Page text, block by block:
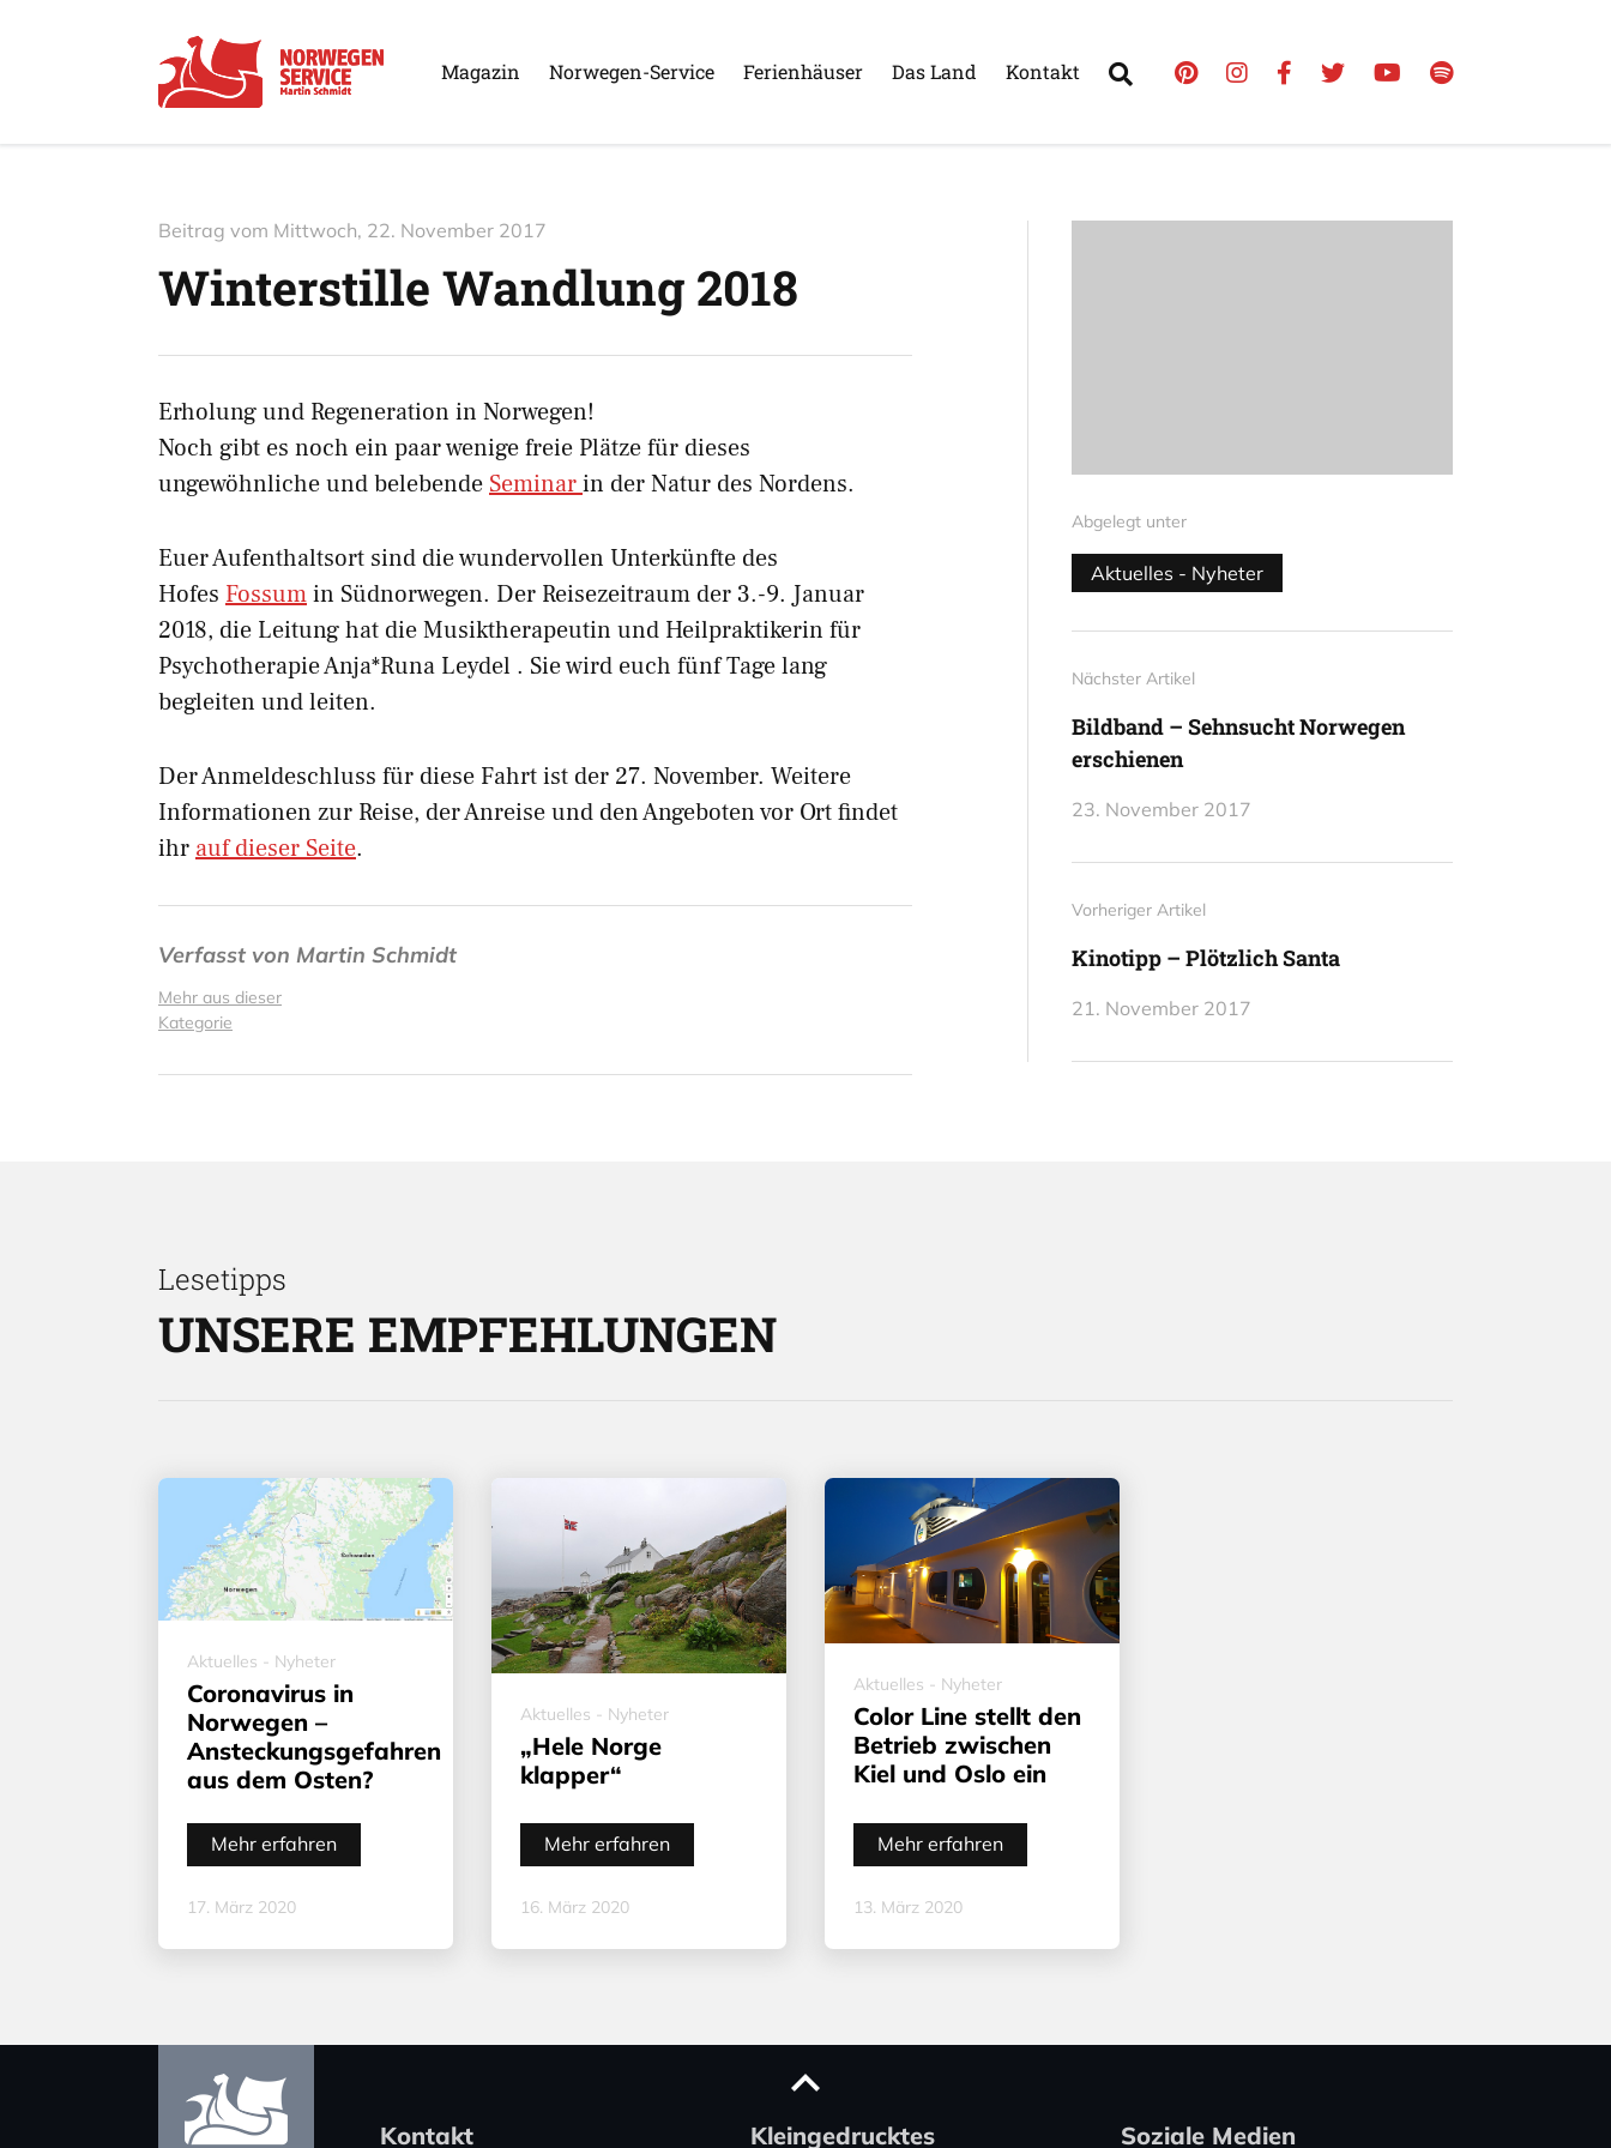
Magazin Norwegen-Service Ferienhäuser Das Land Kontakt
Beitrag vom Mittwoch, 22. November 2017
Winterstille Wandlung 2018
Erholung und Regeneration in Norwegen!
Noch gibt es noch ein paar wenige freie Plätze für dieses
ungewöhnliche und belebende Seminarin der Natur des Nordens.
Euer Aufenthaltsort sind die wundervollen Unterkünfte des
Hofes Fossumin Südnorwegen. Der Reisezeitraum der 3.-9. Januar
2018, die Leitung hat die Musiktherapeutin und Heilpraktikerin für
Psychotherapie Anja*Runa Leydel . Sie wird euch fünf Tage lang
begleiten und leiten.
Der Anmeldeschluss für diese Fahrt ist der 27. November. Weitere
Informationen zur Reise, der Anreise und den Angeboten vor Ort findet
ihr auf dieser Seite.
Verfasst von Martin Schmidt
Mehr aus dieser
Kategorie
Abgelegt unter
Aktuelles - Nyheter
Nächster Artikel
Bildband – Sehnsucht Norwegen
erschienen
23. November 2017
Vorheriger Artikel
Kinotipp – Plötzlich Santa
21. November 2017
Lesetipps
UNSERE EMPFEHLUNGEN
Aktuelles - Nyheter
Coronavirus in
Norwegen –
Ansteckungsgefahren
aus dem Osten?
Mehr erfahren
17. März 2020
Aktuelles - Nyheter
„Hele Norge
klapper“
Mehr erfahren
16. März 2020
Aktuelles - Nyheter
Color Line stellt den
Betrieb zwischen
Kiel und Oslo ein
Mehr erfahren
13. März 2020
Kontakt Kleingedrucktes Soziale Medien